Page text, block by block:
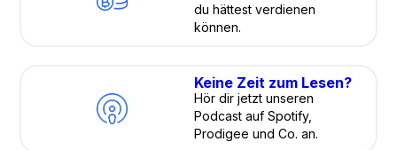
du hättest verdienen
können.
Keine Zeit zum Lesen?
Hör dir jetzt unseren
Podcast auf Spotify,
Prodigee und Co. an.